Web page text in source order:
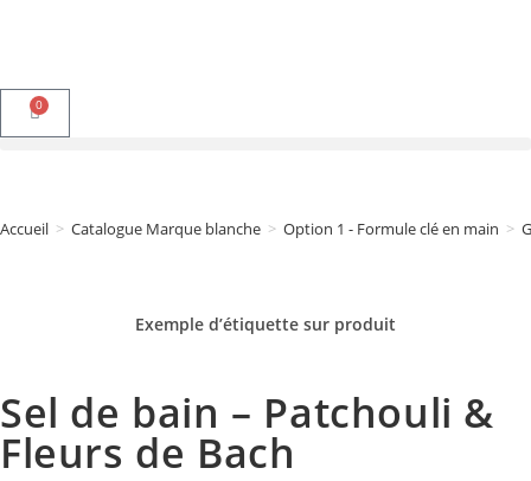
0
Accueil > Catalogue Marque blanche > Option 1 - Formule clé en main >
Exemple d’étiquette sur produit
Sel de bain – Patchouli &
Fleurs de Bach